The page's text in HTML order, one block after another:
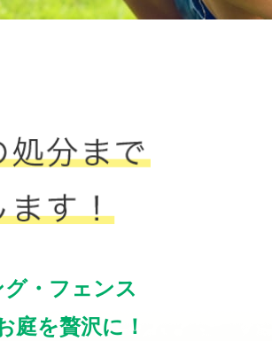
・フェンス
庭を贅沢に！